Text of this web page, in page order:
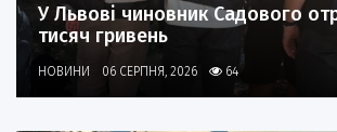
У Львові чиновник Садового
тисяч гривень
НОВИНИ 06 СЕРПНЯ, 2026 64